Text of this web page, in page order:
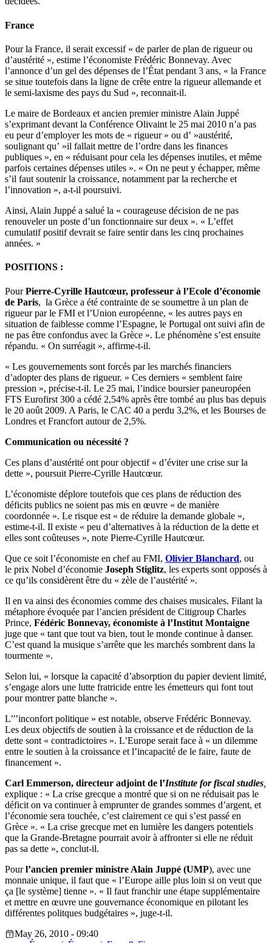
France
Pour la France, il serait excessif « de parler de plan de rigueur ou
d’austérité », estime l’économiste Frédéric Bonnevay. Avec
l’annonce d’un gel des dépenses de l’État pendant 3 ans, « la France
se situe toutefois dans la ligne de crête entre la rigueur allemande et
le semi-laxisme des pays du Sud », reconnait-il.
Le maire de Bordeaux et ancien premier ministre Alain Juppé
s’exprimant devant la Conférence Olivaint le 25 mai 2010 n’a pas
eu peur d’employer les mots de « rigueur » ou d’ »austérité,
soulignant qu’ »il fallait mettre de l’ordre dans les finances
publiques », en « réduisant pour cela les dépenses inutiles, et même
parfois certaines dépenses utiles ». « On ne peut y échapper, même
s’il faut soutenir la croissance, notamment par la recherche et
l’innovation », a-t-il poursuivi.
Ainsi, Alain Juppé a salué la « courageuse décision de ne pas
renouveler un poste d’un fonctionnaire sur deux ». « L’effet
cumulatif positif devrait se faire sentir dans les cinq prochaines
années. »
POSITIONS :
PourPierre-Cyrille Hautcœur, professeur à l’Ecole d’économie
de Paris, la Grèce a été contrainte de se soumettre à un plan de
rigueur par le FMI et l’Union européenne, « les autres pays en
situation de faiblesse comme l’Espagne, le Portugal ont suivi afin de
ne pas être confondus avec la Grèce ». Le phénomène s’est ensuite
répandu. « On surréagit », affirme-t-il.
« Les gouvernements sont forcés par les marchés financiers
d’adopter des plans de rigueur. » Ces derniers « semblent faire
pression », précise-t-il. Le 25 mai, l’indice boursier paneuropéen
FTS Eurofirst 300 a cédé 2,54% après être tombé au plus bas depuis
le 20 août 2009. A Paris, le CAC 40 a perdu 3,2%, et les Bourses de
Londres et Francfort autour de 2,5%.
Communication ou nécessité ?
Ces plans d’austérité ont pour objectif « d’éviter une crise sur la
dette », poursuit Pierre-Cyrille Hautcœur.
L’économiste déplore toutefois que ces plans de réduction des
déficits publics ne soient pas mis en œuvre « de manière
coordonnée ». Le risque est « de réduire la demande globale »,
estime-t-il. Il existe « peu d’alternatives à la réduction de la dette et
elles sont coûteuses », note Pierre-Cyrille Hautcœur.
Que ce soit l’économiste en chef au FMI, Olivier Blanchard, ou
le prix Nobel d’économie Joseph Stiglitz, les experts sont opposés à
ce qu’ils considèrent être du « zèle de l’austérité ».
Il en va ainsi des économies comme des chaises musicales. Filant la
métaphore évoquée par l’ancien président de Citigroup Charles
Prince, Fédéric Bonnevay, économiste à l’Institut Montaigne
juge que « tant que tout va bien, tout le monde continue à danser.
C’est quand la musique s’arrête que les marchés sombrent dans la
tourmente ».
Selon lui, « lorsque la capacité d’absorption du papier devient limité,
s’engage alors une lutte fratricide entre les émetteurs qui font tout
pour montrer patte blanche ».
L’’’inconfort politique » est notable, observe Frédéric Bonnevay.
Les deux objectifs de soutien à la croissance et de réduction de la
dette sont « contradictoires ». L’Europe serait face à « un dilemme
entre le soutien à la croissance et l’incapacité de le faire, faute de
financement ».
Carl Emmerson, directeur adjoint de l’Institute for fiscal studies
explique : « La crise grecque a montré que si on ne réduisait pas le
déficit on va continuer à emprunter de grandes sommes d’argent, et
l’économie sera touchée, c’est clairement ce qui s’est passé en
Grèce ». « La crise grecque met en lumière les dangers potentiels
que la Grande-Bretagne pourrait avoir à affronter si elle ne réduit
pas sa dette », conclut-il.
Pourl’ancien premier ministre Alain Juppé (UMP), avec une
monnaie unique, il faut que « l’Europe aille plus loin si on veut que
ça [le système] tienne ». « Il faut franchir une étape supplémentaire
et mettre en œuvre une gouvernance économique en pilotant les
différentes politques budgétaires », juge-t-il.
May 26, 2010 - 09:40